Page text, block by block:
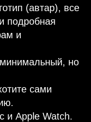
(автар), все
подробная
и
но
сами
и Apple Watch.